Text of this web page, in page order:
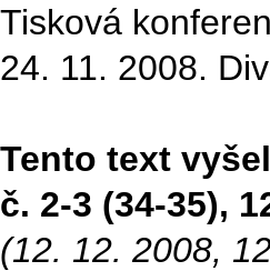
Tisková
24. 11. 2008.
Tento text
č. 2-3 (34-35),
(12. 12. 2008,